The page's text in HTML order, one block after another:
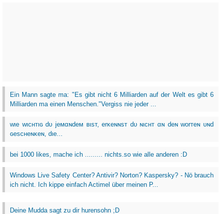
Ein Mann sagte ma: "Es gibt nicht 6 Milliarden auf der Welt es gibt 6
Milliarden ma einen Menschen."Vergiss nie jeder ...
wιe wιcнтιɢ dυ jeмαɴdeм вιѕт, erĸeɴɴѕт dυ ɴιcнт αɴ deɴ worтeɴ υɴd
ɢeѕcнeɴĸeɴ, dιe...
bei 1000 likes, mache ich ......... nichts.so wie alle anderen :D
Windows Live Safety Center? Antivir? Norton? Kaspersky? - Nö brauch
ich nicht. Ich kippe einfach Actimel über meinen P...
Deine Mudda sagt zu dir hurensohn ;D